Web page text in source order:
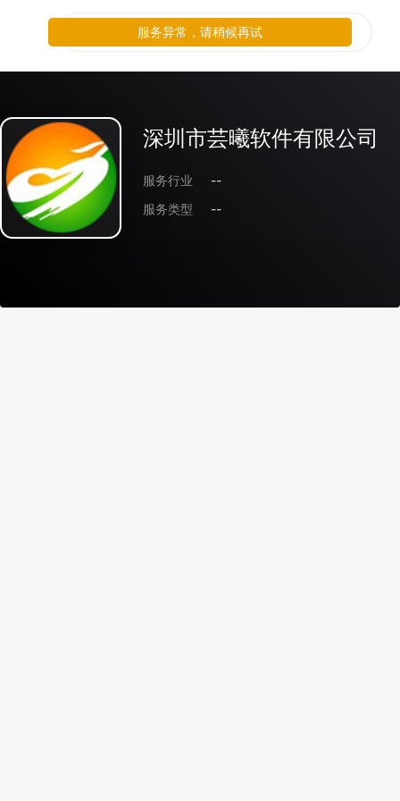
深圳市芸曦软件有限公司
服务行业
--
服务类型
--
服务异常，请稍候再试